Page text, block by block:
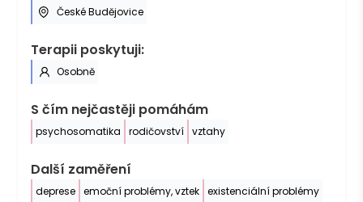
České Budějovice
Terapii poskytuji:
Osobně
S čím nejčastěji pomáhám
psychosomatika rodičovství vztahy
Další zaměření
deprese emoční problémy, vztek existenciální problémy